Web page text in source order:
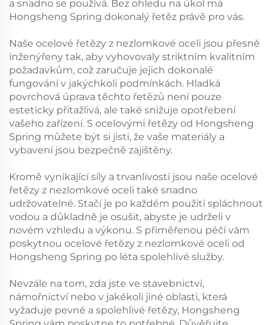
a snadno se používá. Bez ohledu na úkol má
Hongsheng Spring dokonalý řetěz právě pro vás.
Naše ocelové řetězy z nezlomkové oceli jsou přesně
inženýřeny tak, aby vyhovovaly striktním kvalitním
požadavkům, což zaručuje jejich dokonalé
fungování v jakýchkoli podmínkách. Hladká
povrchová úprava těchto řetězů není pouze
esteticky přitažlivá, ale také snižuje opotřebení
vašeho zařízení. S ocelovými řetězy od Hongsheng
Spring můžete být si jisti, že vaše materiály a
vybavení jsou bezpečně zajištěny.
Kromě vynikající síly a trvanlivosti jsou naše ocelové
řetězy z nezlomkové oceli také snadno
udržovatelné. Stačí je po každém použití spláchnout
vodou a důkladně je osušit, abyste je udrželi v
novém vzhledu a výkonu. S přiměřenou péčí vám
poskytnou ocelové řetězy z nezlomkové oceli od
Hongsheng Spring po léta spolehlivé služby.
Nevzále na tom, zda jste ve stavebnictví,
námořnictví nebo v jakékoli jiné oblasti, která
vyžaduje pevné a spolehlivé řetězy, Hongsheng